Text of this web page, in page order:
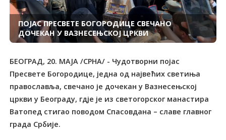
ПОЈАС ПРЕСВЕТЕ БОГОРОДИЦЕ СВЕЧАНО
ДОЧЕКАН У ВАЗНЕСЕЊСКОЈ ЦРКВИ
БЕОГРАД, 20. МАЈА /СРНА/ - Чудотворни појас
Пресвете Богородице, једна од највећих светиња
православља, свечано је дочекан у Вазнесењској
цркви у Београду, гдје је из светогорског манастира
Ватопед стигао поводом Спасовдана – славе главног
града Србије.